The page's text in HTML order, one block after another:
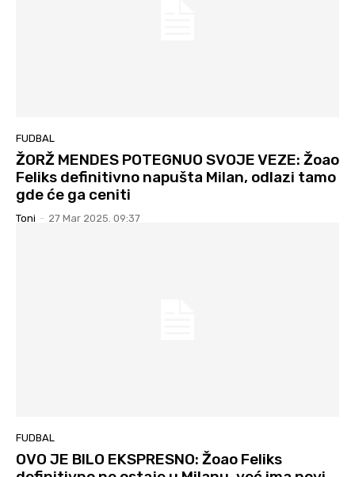
FUDBAL
ŽORŽ MENDES POTEGNUO SVOJE VEZE: Žoao
Feliks definitivno napušta Milan, odlazi tamo
gde će ga ceniti
Toni - 27 Mar 2025. 09:37
FUDBAL
OVO JE BILO EKSPRESNO: Žoao Feliks